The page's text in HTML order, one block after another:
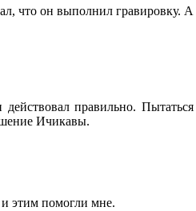
что он выполнил гравировку. А
правильно. Пытаться
Ичикавы.
этим помогли мне.